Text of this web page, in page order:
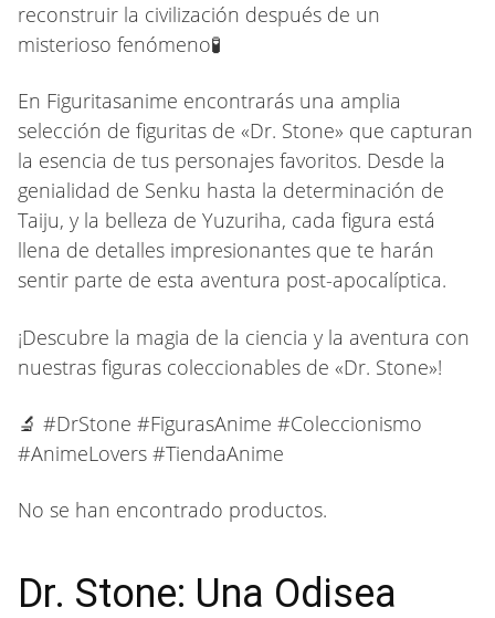
reconstruir la civilización después de un
misterioso fenómeno🧪
En Figuritasanime encontrarás una amplia
selección de figuritas de «Dr. Stone» que capturan
la esencia de tus personajes favoritos. Desde la
genialidad de Senku hasta la determinación de
Taiju, y la belleza de Yuzuriha, cada figura está
llena de detalles impresionantes que te harán
sentir parte de esta aventura post-apocalíptica.
¡Descubre la magia de la ciencia y la aventura con
nuestras figuras coleccionables de «Dr. Stone»!
🔬 #DrStone #FigurasAnime #Coleccionismo
#AnimeLovers #TiendaAnime
No se han encontrado productos.
Dr. Stone: Una Odisea